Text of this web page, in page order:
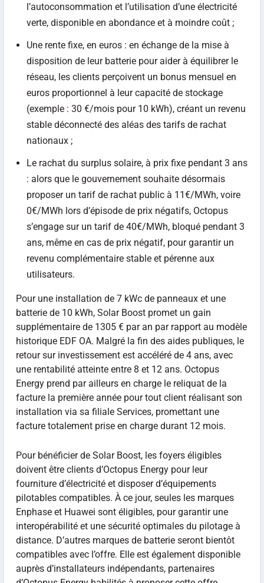
l’autoconsommation et l’utilisation d’une électricité
verte, disponible en abondance et à moindre coût ;
Une rente fixe, en euros : en échange de la mise à
disposition de leur batterie pour aider à équilibrer le
réseau, les clients perçoivent un bonus mensuel en
euros proportionnel à leur capacité de stockage
(exemple : 30 €/mois pour 10 kWh), créant un revenu
stable déconnecté des aléas des tarifs de rachat
nationaux ;
Le rachat du surplus solaire, à prix fixe pendant 3 ans
: alors que le gouvernement souhaite désormais
proposer un tarif de rachat public à 11€/MWh, voire
0€/MWh lors d’épisode de prix négatifs, Octopus
s’engage sur un tarif de 40€/MWh, bloqué pendant 3
ans, même en cas de prix négatif, pour garantir un
revenu complémentaire stable et pérenne aux
utilisateurs.
Pour une installation de 7 kWc de panneaux et une
batterie de 10 kWh, Solar Boost promet un gain
supplémentaire de 1305 € par an par rapport au modèle
historique EDF OA. Malgré la fin des aides publiques, le
retour sur investissement est accéléré de 4 ans, avec
une rentabilité atteinte entre 8 et 12 ans. Octopus
Energy prend par ailleurs en charge le reliquat de la
facture la première année pour tout client réalisant son
installation via sa filiale Services, promettant une
facture totalement prise en charge durant 12 mois.
Pour bénéficier de Solar Boost, les foyers éligibles
doivent être clients d’Octopus Energy pour leur
fourniture d’électricité et disposer d’équipements
pilotables compatibles. À ce jour, seules les marques
Enphase et Huawei sont éligibles, pour garantir une
interopérabilité et une sécurité optimales du pilotage à
distance. D’autres marques de batterie seront bientôt
compatibles avec l’offre. Elle est également disponible
auprès d’installateurs indépendants, partenaires